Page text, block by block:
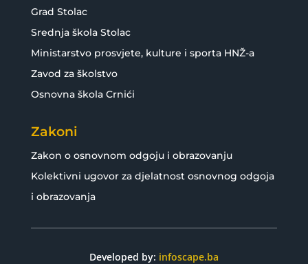
Grad Stolac
Srednja škola Stolac
Ministarstvo prosvjete, kulture i sporta HNŽ-a
Zavod za školstvo
Osnovna škola Crnići
Zakoni
Zakon o osnovnom odgoju i obrazovanju
Kolektivni ugovor za djelatnost osnovnog odgoja
i obrazovanja
Developed by: infoscape.ba